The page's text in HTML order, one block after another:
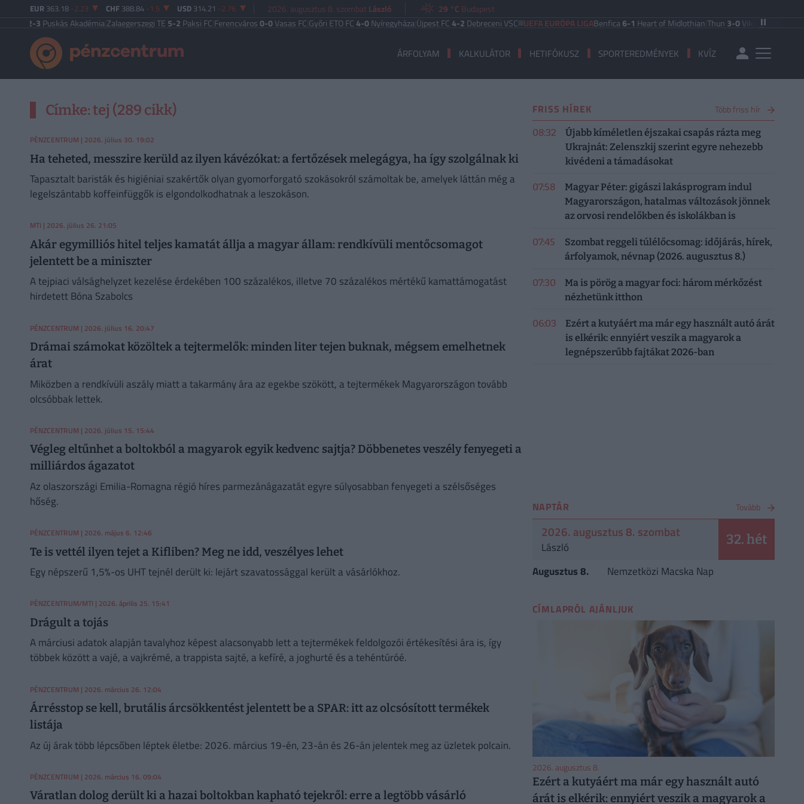
EUR 363.18 -2.23 CHF 388.84 -1.5 USD 314.21 -2.76 2026. augusztus 8. szombatLászló 29 °C Budapest
Puskás Akadémia|Zalaegerszegi TE5-2Paksi FC|Ferencváros0-0Vasas FC|Győri ETO FC4-0Nyíregyháza|Újpest FC4-2Debreceni VSC UEFA EURÓPA LIGABenfica6-1Heart of Midlothian|Thun3-0Vikingur Reykjavik
ÁRFOLYAM KALKULÁTOR HETIFÓKUSZ SPORTEREDMÉNYEK KVÍZ
Címke: tej (289 cikk)
PÉNZCENTRUM | 2026. július 30. 19:02
Ha teheted, messzire kerüld az ilyen kávézókat: a fertőzések melegágya, ha így szolgálnak ki
Tapasztalt baristák és higiéniai szakértők olyan gyomorforgató szokásokról számoltak be, amelyek láttán még a
legelszántabb koffeinfüggők is elgondolkodhatnak a leszokáson.
MTI | 2026. július 26. 21:05
Akár egymilliós hitel teljes kamatát állja a magyar állam: rendkívüli mentőcsomagot
jelentett be a miniszter
A tejpiaci válsághelyzet kezelése érdekében 100 százalékos, illetve 70 százalékos mértékű kamattámogatást
hirdetett Bóna Szabolcs
PÉNZCENTRUM | 2026. július 16. 20:47
Drámai számokat közöltek a tejtermelők: minden liter tejen buknak, mégsem emelhetnek
árat
Miközben a rendkívüli aszály miatt a takarmány ára az egekbe szökött, a tejtermékek Magyarországon tovább
olcsóbbak lettek.
PÉNZCENTRUM | 2026. július 15. 15:44
Végleg eltűnhet a boltokból a magyarok egyik kedvenc sajtja? Döbbenetes veszély fenyegeti a
milliárdos ágazatot
Az olaszországi Emilia-Romagna régió híres parmezánágazatát egyre súlyosabban fenyegeti a szélsőséges
hőség.
PÉNZCENTRUM | 2026. május 6. 12:46
Te is vettél ilyen tejet a Kifliben? Meg ne idd, veszélyes lehet
Egy népszerű 1,5%-os UHT tejnél derült ki: lejárt szavatossággal került a vásárlókhoz.
PÉNZCENTRUM/MTI | 2026. április 25. 15:41
Drágult a tojás
A márciusi adatok alapján tavalyhoz képest alacsonyabb lett a tejtermékek feldolgozói értékesítési ára is, így
többek között a vajé, a vajkrémé, a trappista sajté, a kefíré, a joghurté és a tehéntúróé.
PÉNZCENTRUM | 2026. március 26. 12:04
Árrésstop se kell, brutális árcsökkentést jelentett be a SPAR: itt az olcsósított termékek
listája
Az új árak több lépcsőben léptek életbe: 2026. március 19-én, 23-án és 26-án jelentek meg az üzletek polcain.
PÉNZCENTRUM | 2026. március 16. 09:04
Váratlan dolog derült ki a hazai boltokban kapható tejekről: erre a legtöbb vásárló
FRISS HÍREK Több friss hír
08:32
Újabb kíméletlen éjszakai csapás rázta meg
Ukrajnát: Zelenszkij szerint egyre nehezebb
kivédeni a támadásokat
07:58
Magyar Péter: gigászi lakásprogram indul
Magyarországon, hatalmas változások jönnek
az orvosi rendelőkben és iskolákban is
07:45
Szombat reggeli túlélőcsomag: időjárás, hírek,
árfolyamok, névnap (2026. augusztus 8.)
07:30
Ma is pörög a magyar foci: három mérkőzést
nézhetünk itthon
06:03
Ezért a kutyáért ma már egy használt autó árát
is elkérik: ennyiért veszik a magyarok a
legnépszerűbb fajtákat 2026-ban
NAPTÁR Tovább
2026. augusztus 8. szombat
László 32. hét
Augusztus 8. Nemzetközi Macska Nap
CÍMLAPRÓL AJÁNLJUK
2026. augusztus 8.
Ezért a kutyáért ma már egy használt autó
árát is elkérik: ennyiért veszik a magyarok a